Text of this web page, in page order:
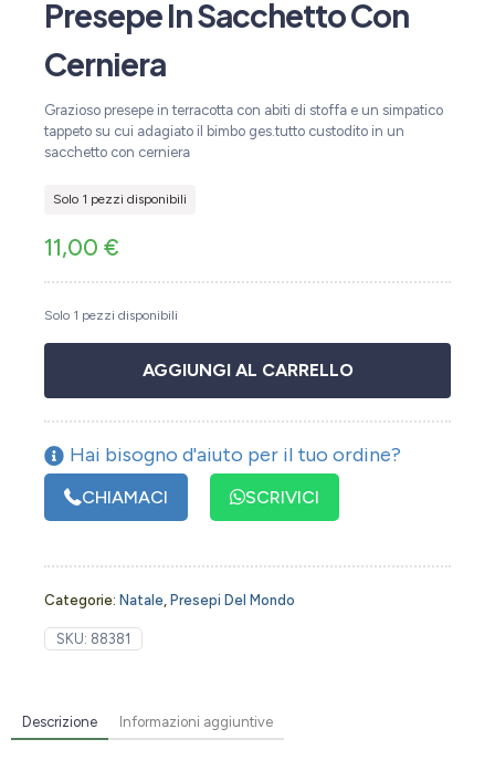
Presepe In Sacchetto Con
Cerniera
Grazioso presepe in terracotta con abiti di stoffa e un simpatico
tappeto su cui adagiato il bimbo ges.tutto custodito in un
sacchetto con cerniera
Solo 1 pezzi disponibili
11,00 €
Solo 1 pezzi disponibili
AGGIUNGI AL CARRELLO
Hai bisogno d'aiuto per il tuo ordine?
CHIAMACI SCRIVICI
Categorie: Natale, Presepi Del Mondo
SKU: 88381
Descrizione Informazioni aggiuntive